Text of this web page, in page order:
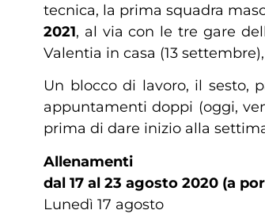
tecnica, la prima squadra
2021, al via con le tre gare
Valentia in casa (13
Un blocco di lavoro, il sesto,
appuntamenti doppi (oggi,
prima di dare inizio alla
Allenamenti
dal 17 al 23 agosto 2020 (a
Lunedì 17 agosto